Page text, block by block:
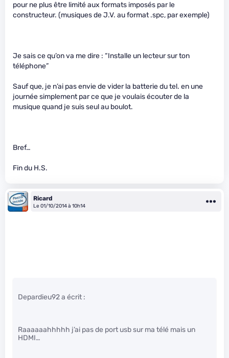
pour ne plus être limité aux formats imposés par le
constructeur. (musiques de J.V. au format .spc, par exemple)
Je sais ce qu’on va me dire : “Installe un lecteur sur ton
téléphone”
Sauf que, je n’ai pas envie de vider la batterie du tel. en une
journée simplement par ce que je voulais écouter de la
musique quand je suis seul au boulot.
Bref…
Fin du H.S.
Ricard
Le 01/10/2014 à 10h14
Depardieu92 a écrit :
Raaaaaahhhhh j’ai pas de port usb sur ma télé mais un
HDMI…